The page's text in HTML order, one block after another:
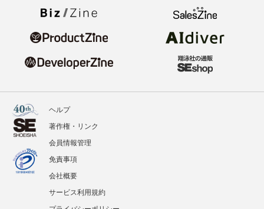
ヘルプ
著作権・リンク
会員情報管理
免責事項
会社概要
サービス利用規約